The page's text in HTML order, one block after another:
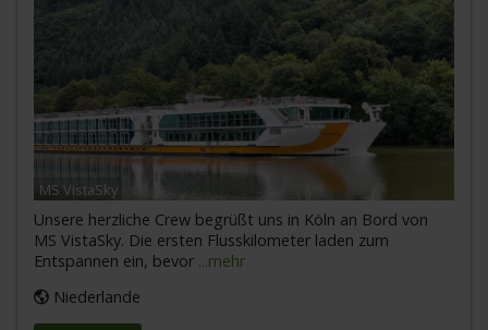
MS VistaSky
Unsere herzliche Crew begrüßt uns in Köln an Bord von
MS VistaSky. Die ersten Flusskilometer laden zum
Entspannen ein, bevor ...mehr
Niederlande